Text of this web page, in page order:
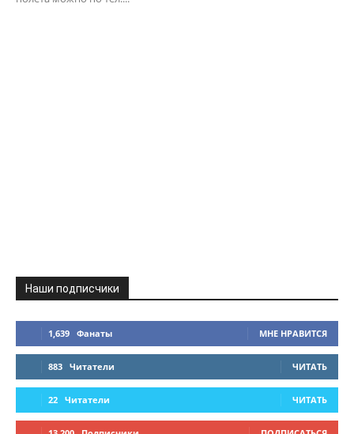
Наши подписчики
1,639 Фанаты МНЕ НРАВИТСЯ
883 Читатели ЧИТАТЬ
22 Читатели ЧИТАТЬ